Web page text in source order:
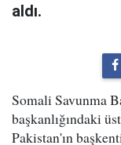
aldı.
Somali Savunma
başkanlığındaki
Pakistan'ın